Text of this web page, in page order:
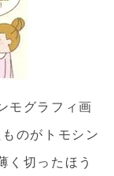
モグラフィ画
のがトモシン
く切ったほう